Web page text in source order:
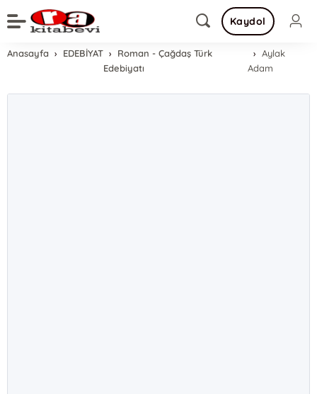
Kaydol
Anasayfa EDEBİYAT
Roman - Çağdaş Türk
Edebiyatı
Aylak
Adam